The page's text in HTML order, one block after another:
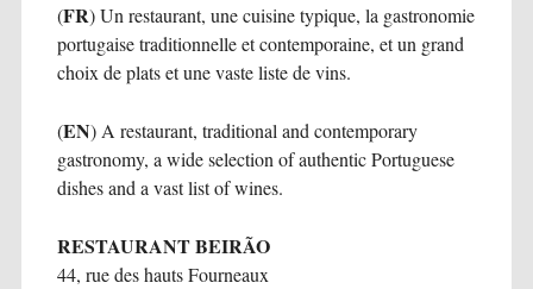
(FR) Un restaurant, une cuisine typique, la gastronomie
portugaise traditionnelle et contemporaine, et un grand
choix de plats et une vaste liste de vins.
(EN) A restaurant, traditional and contemporary
gastronomy, a wide selection of authentic Portuguese
dishes and a vast list of wines.
RESTAURANT BEIRÃO
44, rue des hauts Fourneaux